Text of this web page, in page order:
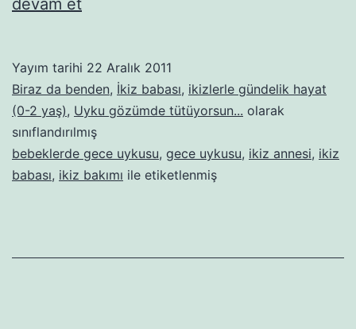
mutluluk
Yayım tarihi 22 Aralık 2011
Biraz da benden, İkiz babası, ikizlerle gündelik hayat
(0-2 yaş), Uyku gözümde tütüyorsun... olarak
sınıflandırılmış
bebeklerde gece uykusu, gece uykusu, ikiz annesi, ikiz
babası, ikiz bakımı ile etiketlenmiş